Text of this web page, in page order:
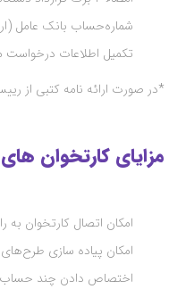
شماره‌حساب بانک عامل
تکمیل اطلاعات
*در صورت ارائه نامه کتبی از
مزایای کارتخوان‌
امکان اتصال کارتخوان به
امکان پیاده‌ سازی طرح‌های
اختصاص دادن چند حساب